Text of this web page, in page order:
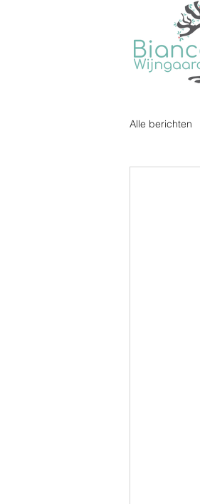
Alle berichten